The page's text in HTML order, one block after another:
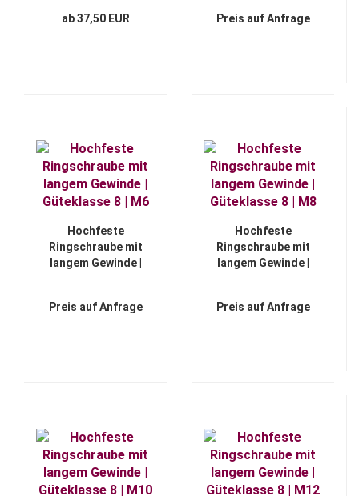
ab 37,50 EUR
Preis auf Anfrage
Hochfeste
Ringschraube mit
langem Gewinde |
Preis auf Anfrage
Hochfeste
Ringschraube mit
langem Gewinde |
Preis auf Anfrage